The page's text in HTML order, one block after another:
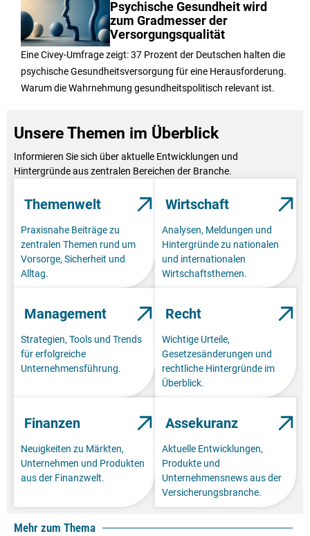
Psychische Gesundheit wird
zum Gradmesser der
Versorgungsqualität
Eine Civey-Umfrage zeigt: 37 Prozent der Deutschen halten die
psychische Gesundheitsversorgung für eine Herausforderung.
Warum die Wahrnehmung gesundheitspolitisch relevant ist.
Unsere Themen im Überblick
Informieren Sie sich über aktuelle Entwicklungen und
Hintergründe aus zentralen Bereichen der Branche.
Themenwelt
Praxisnahe Beiträge zu
zentralen Themen rund um
Vorsorge, Sicherheit und
Alltag.
Wirtschaft
Analysen, Meldungen und
Hintergründe zu nationalen
und internationalen
Wirtschaftsthemen.
Management
Strategien, Tools und Trends
für erfolgreiche
Unternehmensführung.
Recht
Wichtige Urteile,
Gesetzesänderungen und
rechtliche Hintergründe im
Überblick.
Finanzen
Neuigkeiten zu Märkten,
Unternehmen und Produkten
aus der Finanzwelt.
Assekuranz
Aktuelle Entwicklungen,
Produkte und
Unternehmensnews aus der
Versicherungsbranche.
Mehr zum Thema